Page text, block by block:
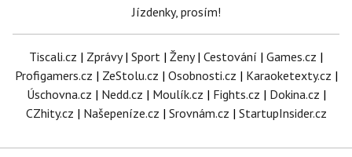
Jízdenky, prosím!
Tiscali.cz | Zprávy| Sport | Ženy| Cestování | Games.cz |
Profigamers.cz | ZeStolu.cz | Osobnosti.cz | Karaoketexty.cz |
Úschovna.cz | Nedd.cz | Moulík.cz | Fights.cz | Dokina.cz |
CZhity.cz | Našepeníze.cz | Srovnám.cz | StartupInsider.cz